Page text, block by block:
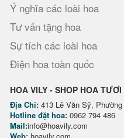
Ý nghĩa các loài hoa
Tư vấn tặng hoa
Sự tích các loài hoa
Điện hoa toàn quốc
HOA VILY - SHOP HOA
Địa Chỉ: 413 Lê Văn Sỹ,
Hotline đặt hoa: 0962 794 486
Mail:info@hoavily.com